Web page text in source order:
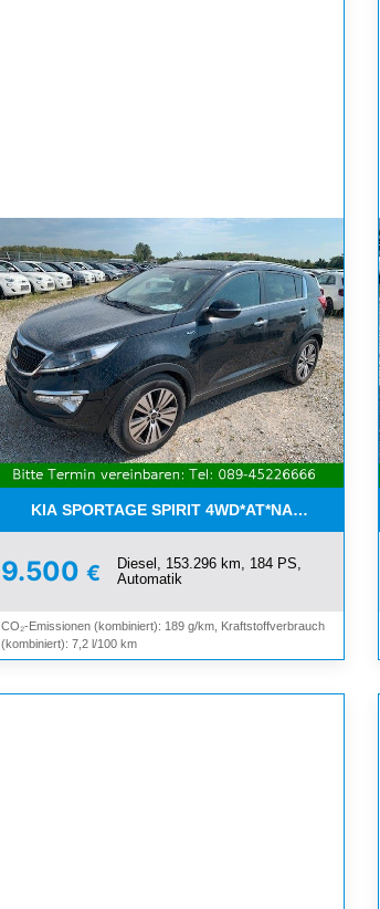
KIA SPORTAGE SPIRIT 4WD*AT*NAVI*8-
9.500 €
Diesel, 153.296 km, 184 PS,
Automatik
CO₂-Emissionen (kombiniert): 189 g/km, Kraftstoffverbrauch
(kombiniert): 7,2 l/100 km